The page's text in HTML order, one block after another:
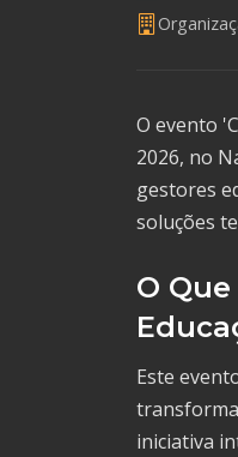
O evento
2026, no
gestores
soluções
O
Este
iniciativa